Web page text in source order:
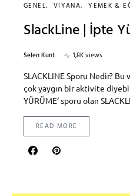
GENEL VİYANA YEMEK &
SlackLine | İpte
Selen Kunt
1,8K views
SLACKLINE Sporu Nedir?
çok yaygın bir aktivite
YÜRÜME‘ sporu olan
READ MORE